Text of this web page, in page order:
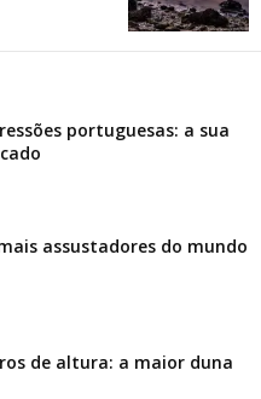
portuguesas: a sua
assustadores do mundo
de altura: a maior duna